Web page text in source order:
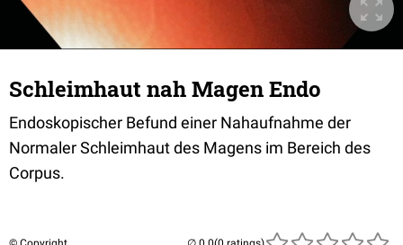
Schleimhaut nah Magen Endo
Endoskopischer Befund einer Nahaufnahme der
Normaler Schleimhaut des Magens im Bereich des
Corpus.